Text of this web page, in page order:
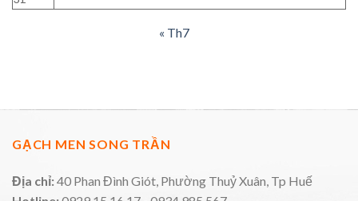
« Th7
GẠCH MEN SONG TRẦN
Địa chỉ:40 Phan Đình Giót, Phường Thuỷ Xuân, Tp Huế